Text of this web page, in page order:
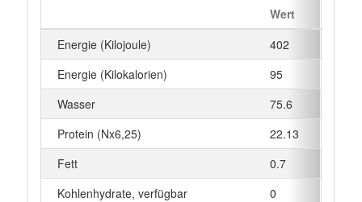
Wert
Energie (Kilojoule)
402
Energie (Kilokalorien)
95
Wasser
75.6
Protein (Nx6,25)
22.13
Fett
0.7
Kohlenhydrate, verfügbar
0